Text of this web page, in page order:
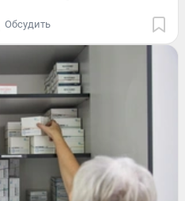
Обсудить